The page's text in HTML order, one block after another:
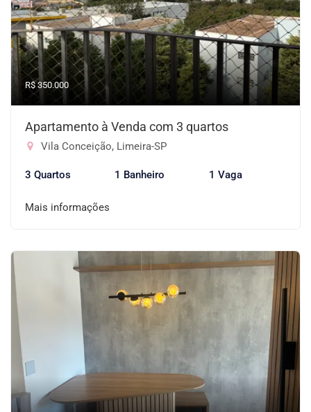
R$ 350.000
Apartamento à Venda com 3 quartos
Vila Conceição, Limeira-SP
3 Quartos 1 Banheiro 1 Vaga
Mais informações